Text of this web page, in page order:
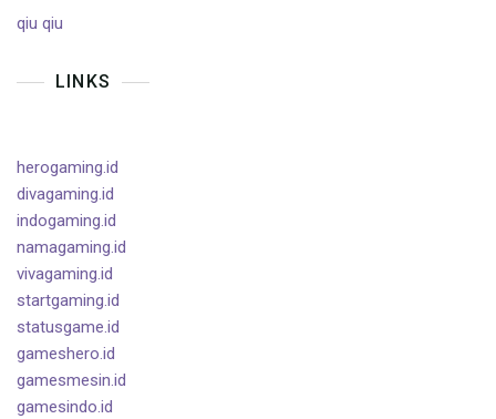
qiu qiu
LINKS
herogaming.id
divagaming.id
indogaming.id
namagaming.id
vivagaming.id
startgaming.id
statusgame.id
gameshero.id
gamesmesin.id
gamesindo.id